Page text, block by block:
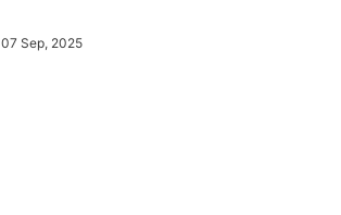
07 Sep, 2025